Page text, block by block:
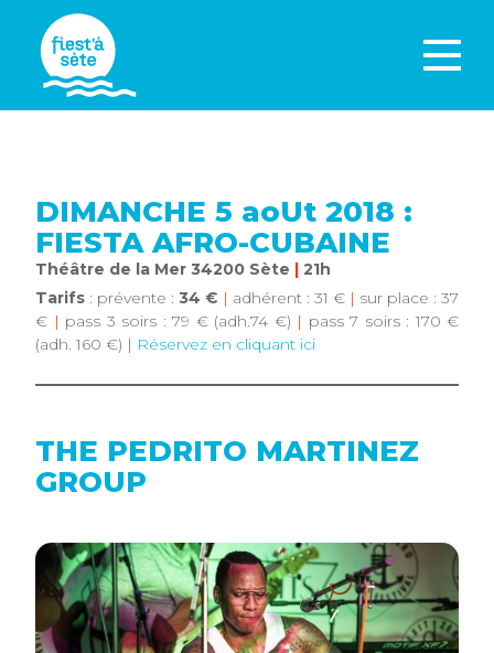
DIMANCHE 5 aoUt 2018 :
FIESTA AFRO-CUBAINE
Théâtre de la Mer 34200 Sète | 21h
Tarifs : prévente : 34 € | adhérent : 31 € | sur place : 37
€ | pass 3 soirs : 79 € (adh.74 €) | pass 7 soirs : 170 €
(adh. 160 €) | Réservez en cliquant ici
THE PEDRITO MARTINEZ
GROUP